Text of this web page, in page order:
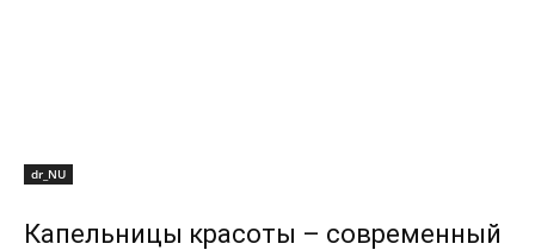
dr_NU
Капельницы красоты – современный